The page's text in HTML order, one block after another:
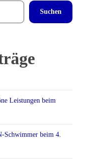
Suchen
Leistungen beim
beim 4.